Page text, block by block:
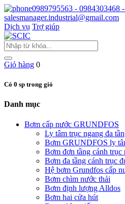
0989795563 - 0984303468
salesmanager.industrial@gmail.com
Dịch vụ Trợ giúp
Giỏ hàng 0
Có 0 sp trong giỏ
Danh mục
Bơm cấp nước GRUNDFOS
Ly tâm trục ngang đa
Bơm GRUNDFOS ly
Bơm đơn tầng cánh trục
Bơm đa tầng cánh trục
Hệ bơm Grundfos cấp
Bơm chìm nước thải
Bơm định lượng Alldos
Bơm hai cửa hút